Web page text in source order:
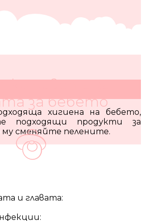
съвета за
за бебето
хигиена на бебето,
подходящи продукти за
му сменяйте пелените.
и главата: